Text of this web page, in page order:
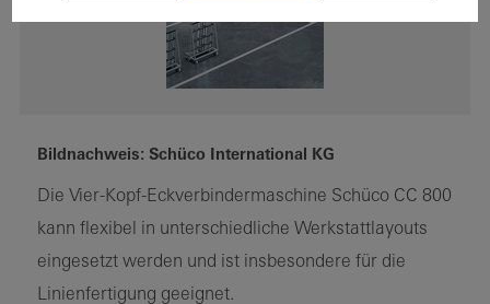
Bildnachweis: Schüco International KG
Die Vier-Kopf-Eckverbindermaschine Schüco CC 800
kann flexibel in unterschiedliche Werkstattlayouts
eingesetzt werden und ist insbesondere für die
Linienfertigung geeignet.